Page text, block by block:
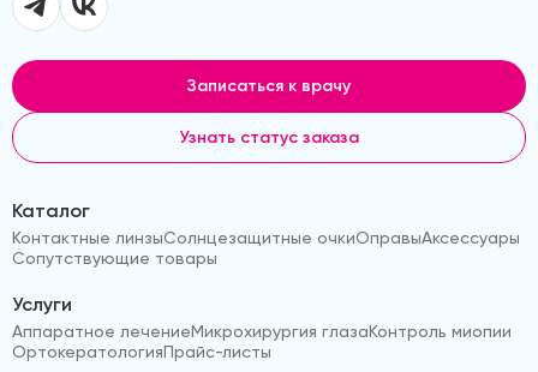
Записаться к врачу
Узнать статус заказа
Каталог
Контактные линзыСолнцезащитные очкиОправыАксессуары
Сопутствующие товары
Услуги
Аппаратное лечениеМикрохирургия глазаКонтроль миопии
ОртокератологияПрайс-листы